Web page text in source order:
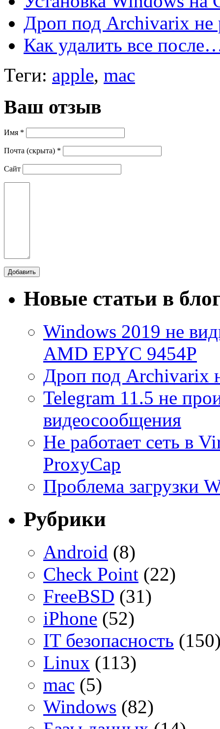
Дроп под Archivarix не
Как удалить все
Теги: apple, mac
Ваш отзыв
Имя *
Почта (скрыта) *
Сайт
Новые статьи в
Windows 2019 не
AMD EPYC 9454P
Дроп под Archivarix
Telegram 11.5 не
видеосообщения
Не работает сеть в
ProxyCap
Проблема загрузки
Рубрики
Android (8)
Check Point (22)
FreeBSD (31)
iPhone (52)
IT безопасность
Linux (113)
mac (5)
Windows (82)